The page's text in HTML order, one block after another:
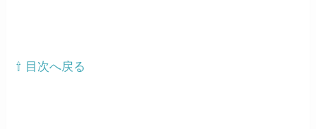
⇧ 目次へ戻る